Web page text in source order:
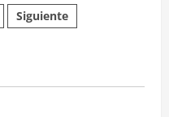
Siguiente